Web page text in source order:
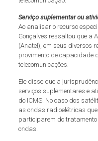
Serviço suplementar ou
Ao analisar o recurso
Gonçalves ressaltou que a
(Anatel), em seus diversos
provimento de capacidade
telecomunicações.
Ele disse que a
serviços suplementares e
do ICMS. No caso dos
as ondas radioelétricas
participarem do
ondas.